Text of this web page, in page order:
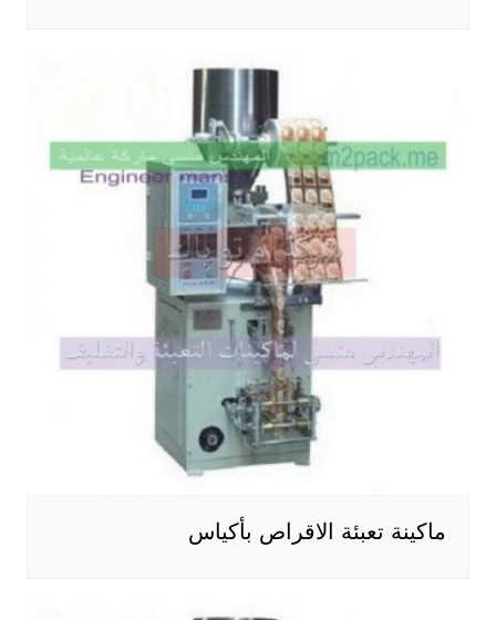
ماكينة تعبئة الاقراص بأكياس